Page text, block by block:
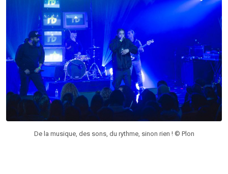
De la musique, des sons, du rythme, sinon rien ! © Plon